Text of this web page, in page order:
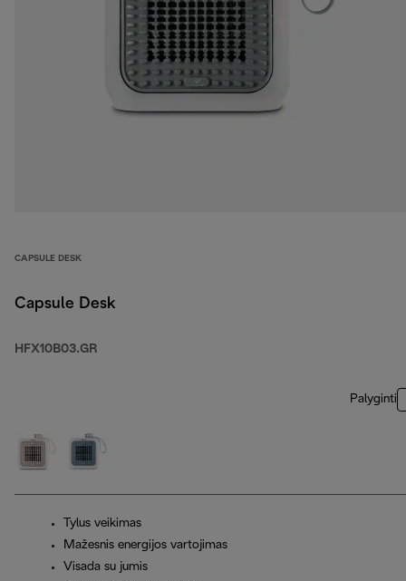
CAPSULE DESK
Capsule Desk
HFX10B03.GR
Palyginti
Tylus veikimas
Mažesnis energijos vartojimas
Visada su jumis